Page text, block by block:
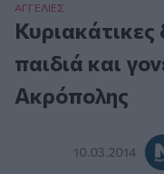
ΑΓΓΕΛΙΕΣ
Κυριακάτικες
παιδιά και
Ακρόπολης
10.03.2014